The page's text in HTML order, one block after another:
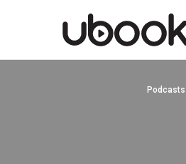
Podcasts